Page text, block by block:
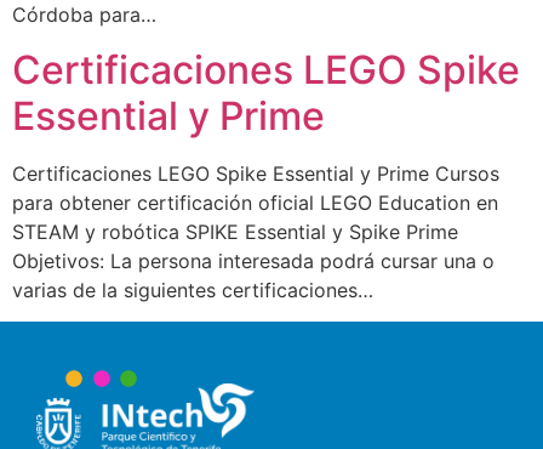
Córdoba para…
Certificaciones LEGO Spike
Essential y Prime
Certificaciones LEGO Spike Essential y Prime Cursos
para obtener certificación oficial LEGO Education en
STEAM y robótica SPIKE Essential y Spike Prime
Objetivos: La persona interesada podrá cursar una o
varias de la siguientes certificaciones…